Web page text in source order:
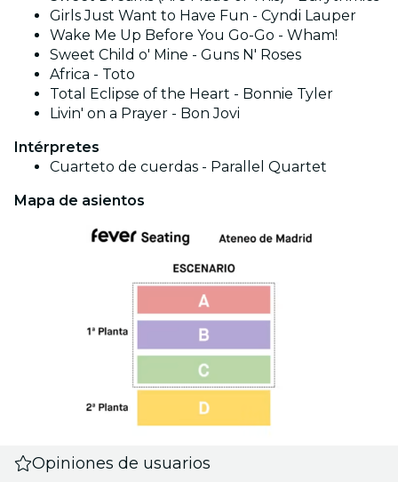
Girls Just Want to Have Fun - Cyndi Lauper
Wake Me Up Before You Go-Go - Wham!
Sweet Child o' Mine - Guns N' Roses
Africa - Toto
Total Eclipse of the Heart - Bonnie Tyler
Livin' on a Prayer - Bon Jovi
Intérpretes
Cuarteto de cuerdas - Parallel Quartet
Mapa de asientos
Opiniones de usuarios